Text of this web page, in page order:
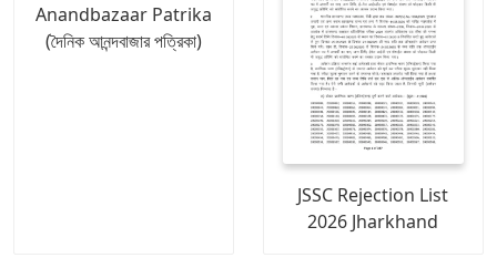
Anandbazaar Patrika
(দৈনিক আনন্দবাজার পত্রিকা)
JSSC Rejection List
2026 Jharkhand